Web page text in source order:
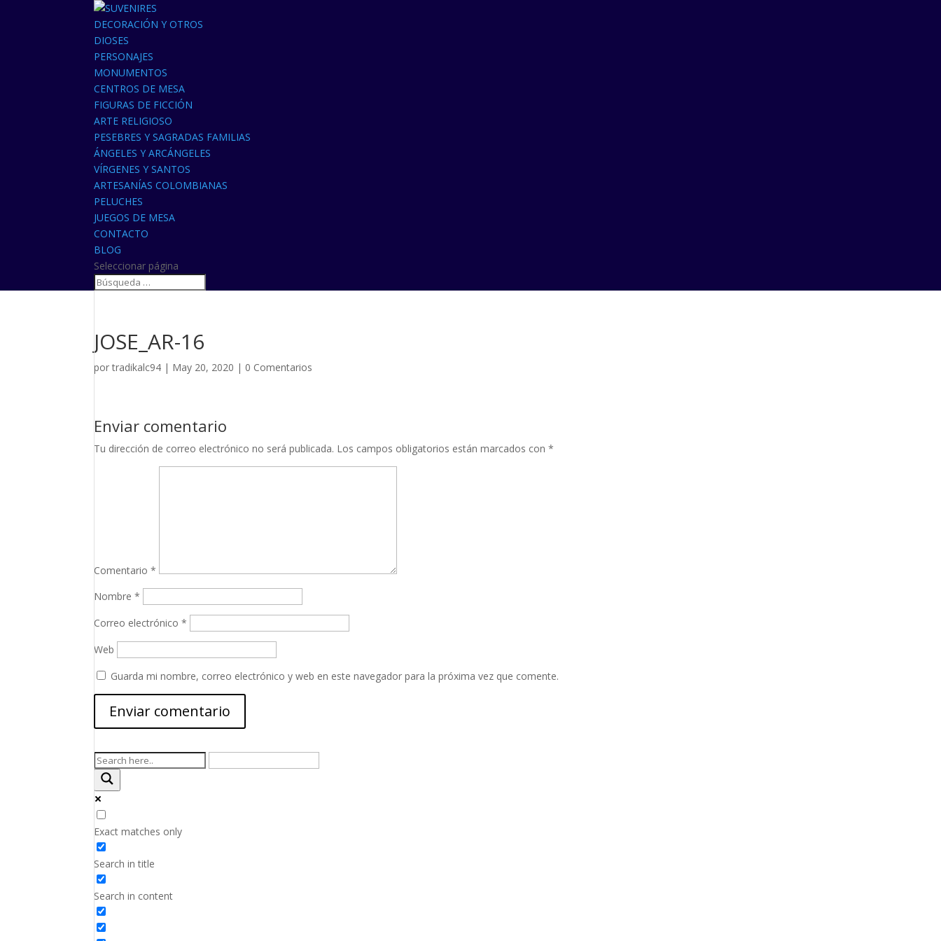
DECORACIÓN Y OTROS
DIOSES
PERSONAJES
MONUMENTOS
CENTROS DE MESA
FIGURAS DE FICCIÓN
ARTE RELIGIOSO
PESEBRES Y SAGRADAS FAMILIAS
ÁNGELES Y ARCÁNGELES
VÍRGENES Y SANTOS
ARTESANÍAS COLOMBIANAS
PELUCHES
JUEGOS DE MESA
CONTACTO
BLOG
Seleccionar página
JOSE_AR-16
portradikalc94 | May 20, 2020 | 0 Comentarios
Enviar comentario
Tu dirección de correo electrónico no será publicada. Los campos obligatorios están marcados con*
Comentario*
Nombre*
Correo electrónico*
Web
Guarda mi nombre, correo electrónico y web en este navegador para la próxima vez que comente.
Exact matches only
Search in title
Search in content